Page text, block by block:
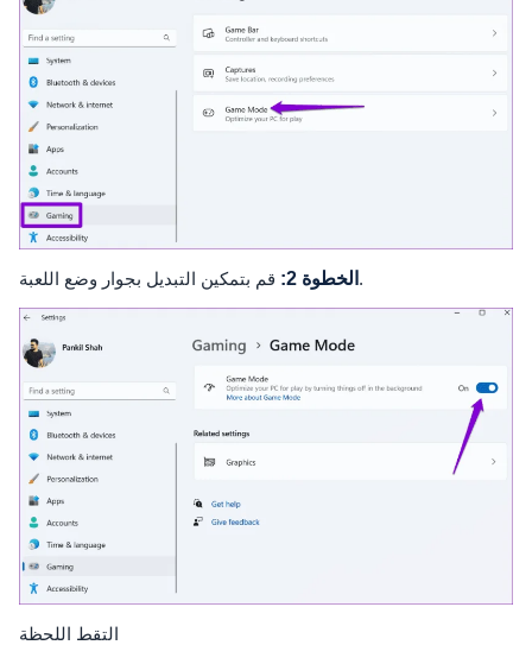
الخطوة 2: قم بتمكين التبديل بجوار وضع اللعبة.
التقط اللحظة